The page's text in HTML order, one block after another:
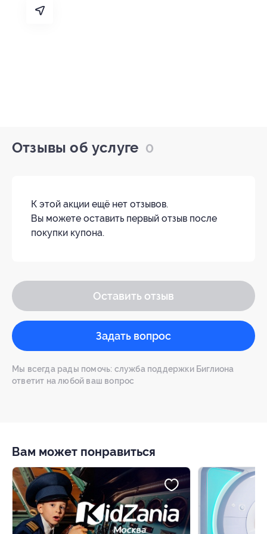
Отзывы об услуге 0
К этой акции ещё нет отзывов.
Вы можете оставить первый отзыв после
покупки купона.
Оставить отзыв
Задать вопрос
Мы всегда рады помочь: служба поддержки Биглиона
ответит на любой ваш вопрос
Вам может понравиться